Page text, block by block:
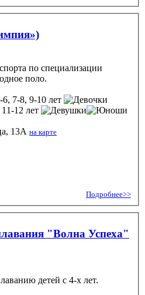
по специализации
поло.
6, 7-8, 9-10 лет
12 лет
13А на карте
Подробнее>>
"Волна Успеха"
детей с 4-х лет.